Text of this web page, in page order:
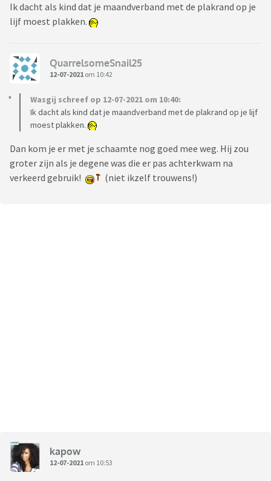
Ik dacht als kind dat je maandverband met de plakrand op je
lijf moest plakken.
QuarrelsomeSnail25
12-07-2021 om 10:42
Wasgij schreef op 12-07-2021 om 10:40:
Ik dacht als kind dat je maandverband met de plakrand op je lijf
moest plakken.
Dan kom je er met je schaamte nog goed mee weg. Hij zou
groter zijn als je degene was die er pas achterkwam na
verkeerd gebruik!
(niet ikzelf trouwens!)
kapow
12-07-2021 om 10:53